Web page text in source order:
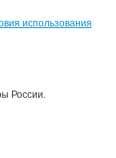
использования
России.